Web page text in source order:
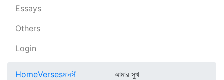
Essays
Others
Login
HomeVersesমানসী আমার সুখ